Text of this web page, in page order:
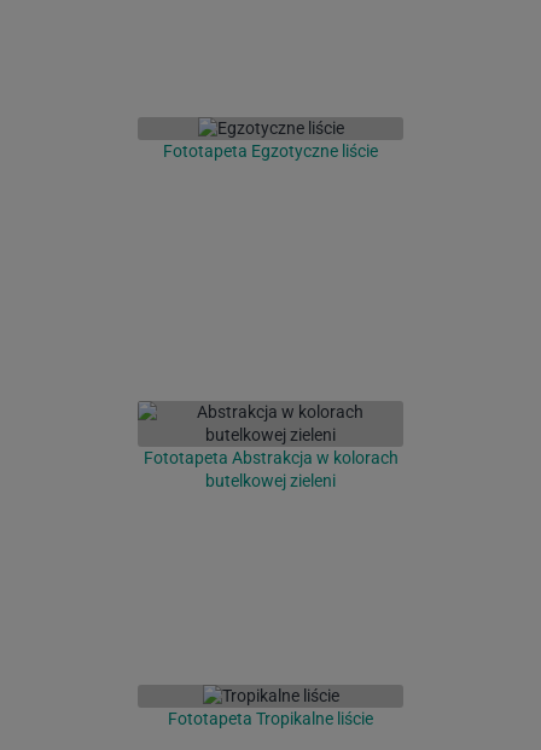
Fototapeta Egzotyczne liście
Fototapeta Abstrakcja w kolorach
butelkowej zieleni
Fototapeta Tropikalne liście